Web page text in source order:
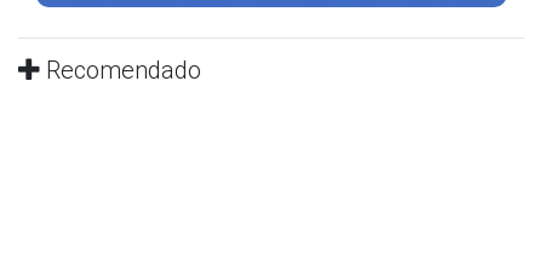
Recomendado